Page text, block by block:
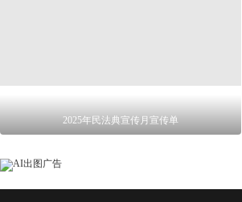
2025年民法典宣传月宣传单